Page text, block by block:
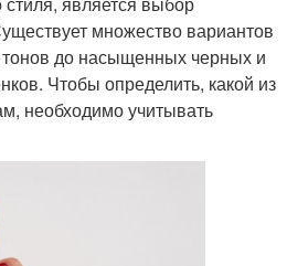
множество вариантов
тонов до насыщенных черных и
Чтобы определить, какой из
необходимо учитывать